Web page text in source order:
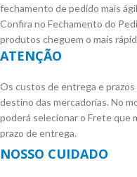
fechamento de pedido mais
Confira no Fechamento do
produtos cheguem o mais
ATENÇÃO
Os custos de entrega e prazos
destino das mercadorias. No
poderá selecionar o Frete que
prazo de entrega.
NOSSO CUIDADO